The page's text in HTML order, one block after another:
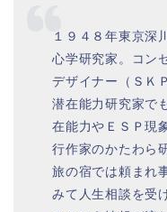
１９４８年東京深
心学研究家。コン
デザイナー（ＳＫ
潜在能力研究家で
在能力やＥＳＰ現
行作家のかたわら
旅の宿では頼まれ
みて人生相談を受